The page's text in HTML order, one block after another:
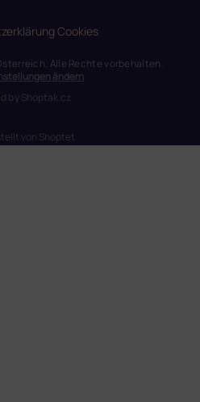
Cookies
von Shoptet
. Alle Rechte vorbehalten.
ändern
byShoptak.cz